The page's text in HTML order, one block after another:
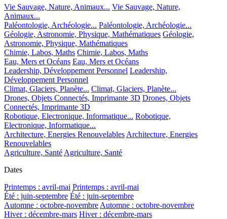
Vie Sauvage, Nature, Animaux... Vie Sauvage, Nature,
Animaux...
Paléontologie, Archéologie... Paléontologie, Archéologie...
Géologie, Astronomie, Physique, Mathématiques Géologie,
Astronomie, Physique, Mathématiques
Chimie, Labos, Maths Chimie, Labos, Maths
Eau, Mers et Océans Eau, Mers et Océans
Leadership, Développement Personnel Leadership,
Développement Personnel
Climat, Glaciers, Planète... Climat, Glaciers, Planète...
Drones, Objets Connectés, Imprimante 3D Drones, Objets
Connectés, Imprimante 3D
Robotique, Electronique, Informatique... Robotique,
Electronique, Informatique...
Architecture, Energies Renouvelables Architecture, Energies
Renouvelables
Agriculture, Santé Agriculture, Santé
Dates
Printemps : avril-mai Printemps : avril-mai
Été : juin-septembre Été : juin-septembre
Automne : octobre-novembre Automne : octobre-novembre
Hiver : décembre-mars Hiver : décembre-mars